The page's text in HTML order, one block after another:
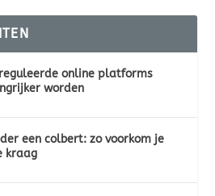
online platforms
worden
een colbert: zo voorkom je
kraag